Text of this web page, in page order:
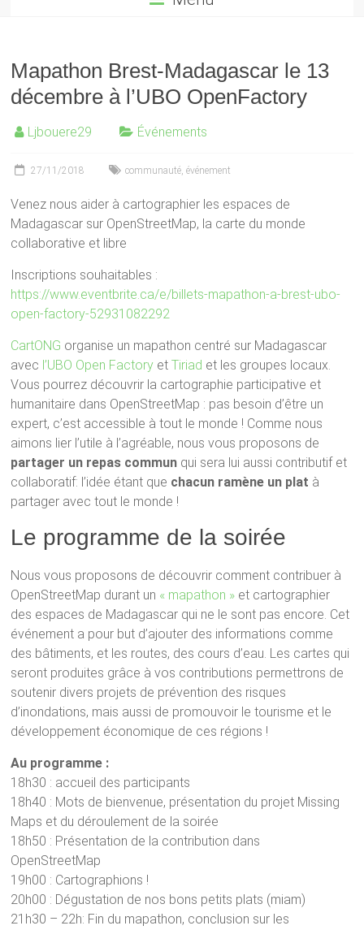
Mapathon Brest-Madagascar le 13
décembre à l’UBO OpenFactory
Ljbouere29 Événements
27/11/2018 communauté,événement
Venez nous aider à cartographier les espaces de
Madagascar sur OpenStreetMap, la carte du monde
collaborative et libre
Inscriptions souhaitables :
https://www.eventbrite.ca/e/billets-mapathon-a-brest-ubo-
open-factory-52931082292
CartONG organise un mapathon centré sur Madagascar
avec l’UBO Open Factory etTiriad et les groupes locaux.
Vous pourrez découvrir la cartographie participative et
humanitaire dans OpenStreetMap : pas besoin d’être un
expert, c’est accessible à tout le monde ! Comme nous
aimons lier l’utile à l’agréable, nous vous proposons de
partager un repas commun qui sera lui aussi contributif et
collaboratif: l’idée étant que chacun ramène un plat à
partager avec tout le monde !
Le programme de la soirée
Nous vous proposons de découvrir comment contribuer à
OpenStreetMap durant un « mapathon » et cartographier
des espaces de Madagascar qui ne le sont pas encore. Cet
événement a pour but d’ajouter des informations comme
des bâtiments, et les routes, des cours d’eau. Les cartes qui
seront produites grâce à vos contributions permettrons de
soutenir divers projets de prévention des risques
d’inondations, mais aussi de promouvoir le tourisme et le
développement économique de ces régions !
Au programme :
18h30 : accueil des participants
18h40 : Mots de bienvenue, présentation du projet Missing
Maps et du déroulement de la soirée
18h50 : Présentation de la contribution dans
OpenStreetMap
19h00 : Cartographions !
20h00 : Dégustation de nos bons petits plats (miam)
21h30 – 22h: Fin du mapathon, conclusion sur les